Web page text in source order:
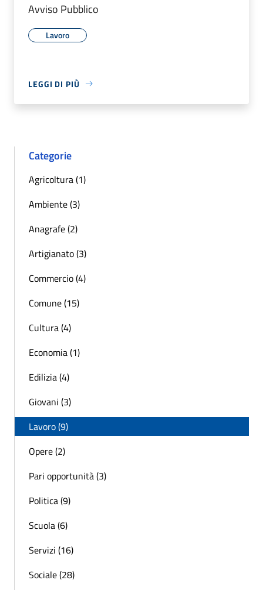
Avviso Pubblico
Lavoro
LEGGI DI PIÙ
Categorie
Agricoltura (1)
Ambiente (3)
Anagrafe (2)
Artigianato (3)
Commercio (4)
Comune (15)
Cultura (4)
Economia (1)
Edilizia (4)
Giovani (3)
Lavoro (9)
Opere (2)
Pari opportunità (3)
Politica (9)
Scuola (6)
Servizi (16)
Sociale (28)